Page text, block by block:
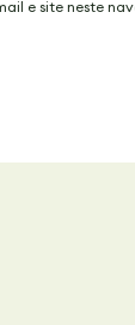
e site neste